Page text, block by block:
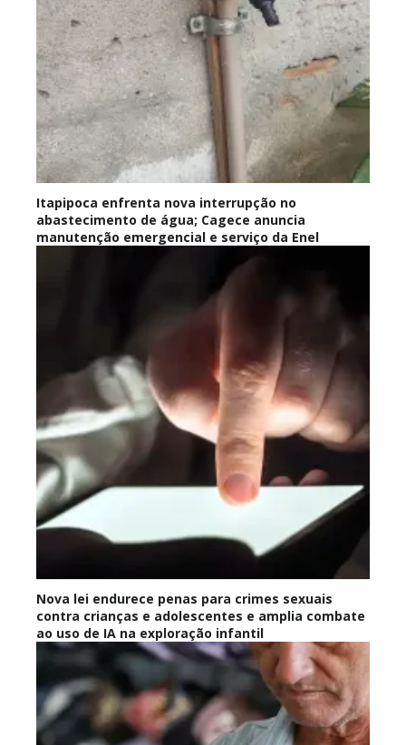
Itapipoca enfrenta nova interrupção no
abastecimento de água; Cagece anuncia
manutenção emergencial e serviço da Enel
Nova lei endurece penas para crimes sexuais
contra crianças e adolescentes e amplia combate
ao uso de IA na exploração infantil